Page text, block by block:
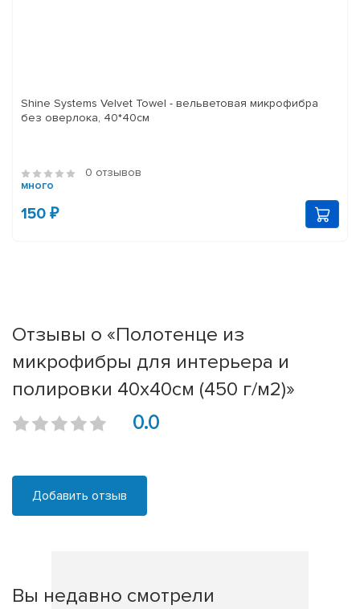
Shine Systems Velvet Towel - вельветовая микрофибра
без оверлока, 40*40см
0 отзывов
много
150 ₽
Отзывы о «Полотенце из
микрофибры для интерьера и
полировки 40x40см (450 г/м2)»
0.0
Добавить отзыв
Вы недавно смотрели